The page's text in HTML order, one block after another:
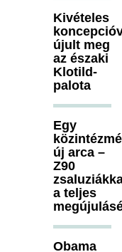
Kivételes
újult meg
az északi
Klotild-
palota
Egy
új arca –
Z90
a teljes
Obama